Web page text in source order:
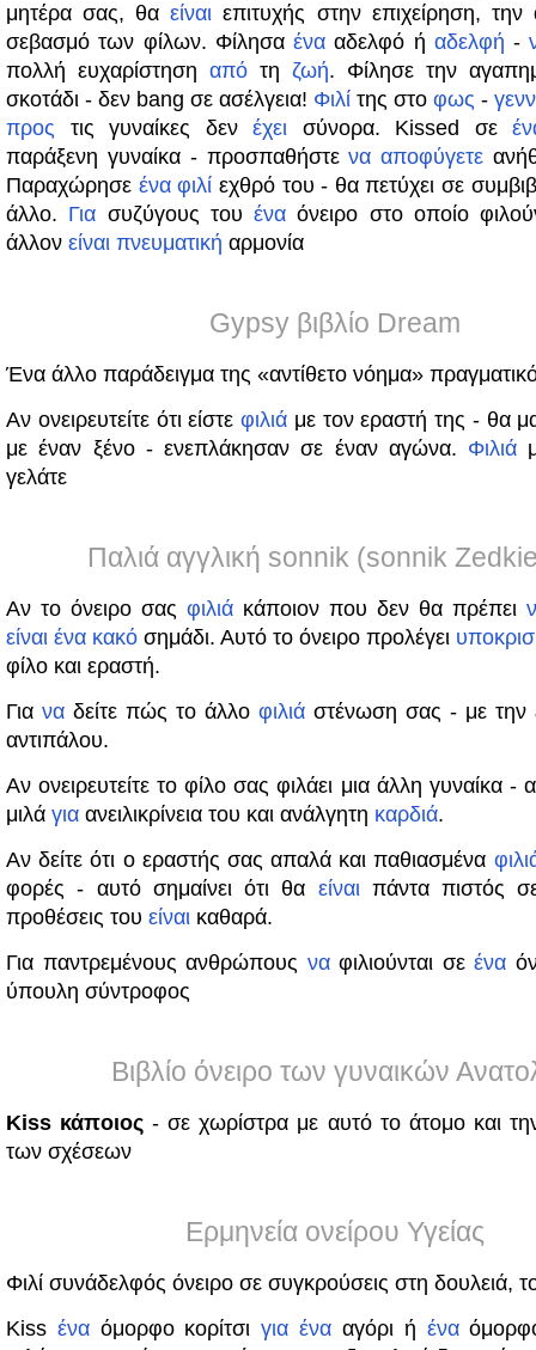
μητέρα σας, θαείναι επιτυχής στην επιχείρηση,
σεβασμό των φίλων. Φίλησαένα αδελφό ή αδελφή -
πολλή ευχαρίστηση από τη ζωή. Φίλησε την
σκοτάδι - δεν bang σε ασέλγεια! Φιλί της στο φως -
προς τις γυναίκες δεν έχει σύνορα. Kissed σε
παράξενη γυναίκα - προσπαθήστενα αποφύγετε
Παραχώρησε ένα φιλί εχθρό του - θα πετύχει σε
άλλο. Για συζύγους τουένα όνειρο στο οποίο
άλλον είναι πνευματική αρμονία
Gypsy βιβλίο Dream
Ένα άλλο παράδειγμα της «αντίθετο νόημα»
Αν ονειρευτείτε ότι είστε φιλιά με τον εραστή της - θα
με έναν ξένο - ενεπλάκησαν σε έναν αγώνα. Φιλιά
γελάτε
Παλιά αγγλική sonnik (sonnik
Αν το όνειρο σας φιλιά κάποιον που δεν θα πρέπει
είναι ένα κακό σημάδι. Αυτό το όνειρο προλέγει
φίλο και εραστή.
Για να δείτε πώς το άλλο φιλιά στένωση σας - με την
αντιπάλου.
Αν ονειρευτείτε το φίλο σας φιλάει μια άλλη γυναίκα -
μιλά για ανειλικρίνεια του και ανάλγητη καρδιά.
Αν δείτε ότι ο εραστής σας απαλά και παθιασμένα
φορές - αυτό σημαίνει ότι θα είναιπάντα πιστός
προθέσεις του είναι καθαρά.
Για παντρεμένους ανθρώπους ναφιλιούνται σε ένα
ύπουλη σύντροφος
Βιβλίο όνειρο των γυναικών
Kiss κάποιος- σε χωρίστρα με αυτό το άτομο και
των σχέσεων
Ερμηνεία ονείρου Υγείας
Φιλί συνάδελφός όνειρο σε συγκρούσεις στη δουλειά,
Kiss έναόμορφο κορίτσιγια ένα αγόρι ή ένα